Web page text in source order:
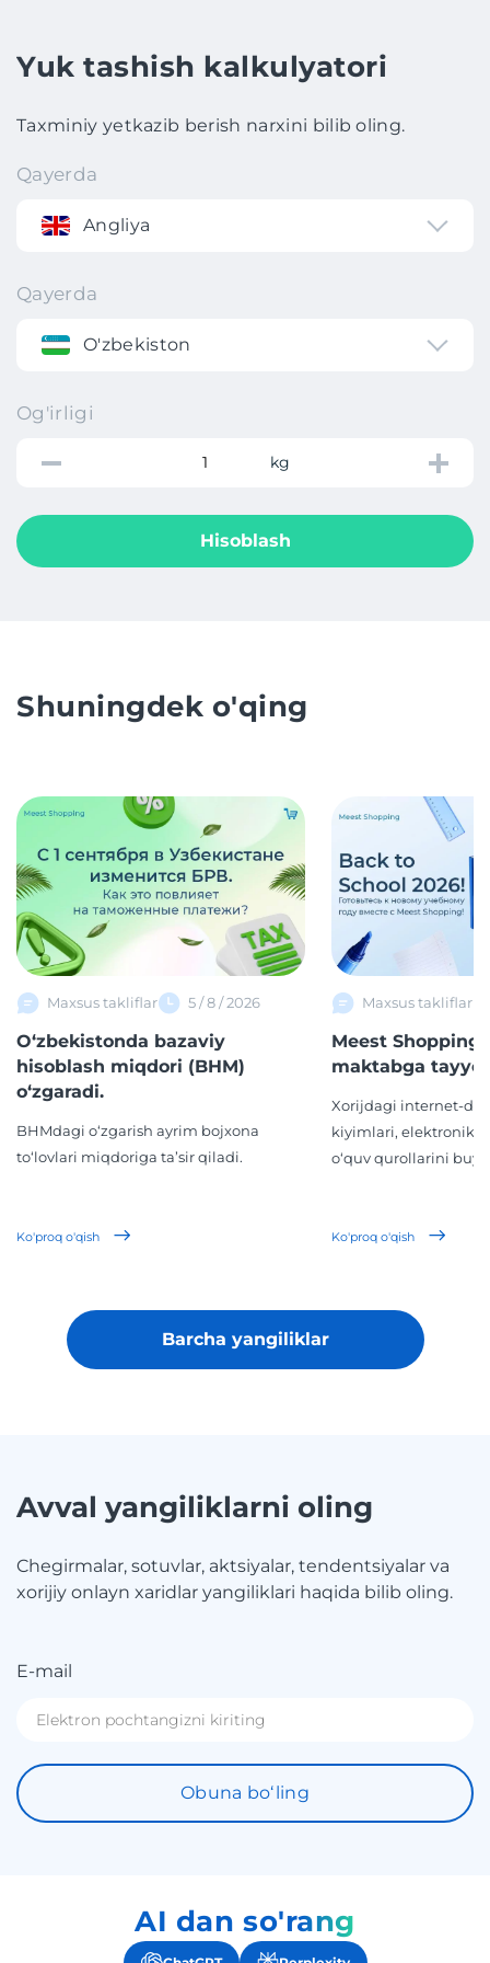
Yuk tashish kalkulyatori
Taxminiy yetkazib berish narxini bilib oling.
Qayerda
Angliya
Qayerda
O'zbekiston
Og'irligi
kg
Hisoblash
Shuningdek o'qing
Maxsus takliflar 5 / 8 / 2026
O‘zbekistonda bazaviy
hisoblash miqdori (BHM)
o‘zgaradi.
BHMdagi o‘zgarish ayrim bojxona
to‘lovlari miqdoriga ta’sir qiladi.
Ko'proq o'qish
Maxsus takliflar
Meest Shopping
maktabga
Xorijdagi internet-
kiyimlari, elektronika,
o‘quv qurollarini
Ko'proq o'qish
Barcha yangiliklar
Avval yangiliklarni oling
Chegirmalar, sotuvlar, aktsiyalar, tendentsiyalar va
xorijiy onlayn xaridlar yangiliklari haqida bilib oling.
E-mail
Obuna boʻling
AI dan so'rang